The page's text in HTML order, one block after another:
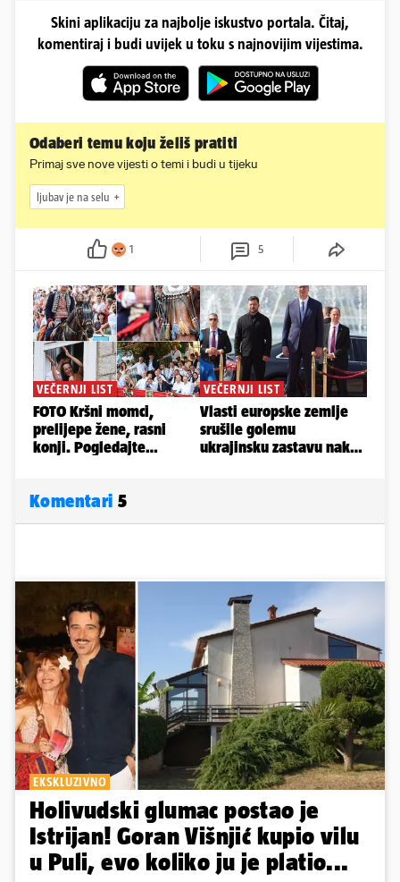
Skini aplikaciju za najbolje iskustvo portala. Čitaj,
komentiraj i budi uvijek u toku s najnovijim vijestima.
Odaberi temu koju želiš pratiti
Primaj sve nove vijesti o temi i budi u tijeku
ljubav je na selu
1 5
Komentari 5
EKSKLUZIVNO
Holivudski glumac postao je
Istrijan! Goran Višnjić kupio vilu
u Puli, evo koliko ju je platio...